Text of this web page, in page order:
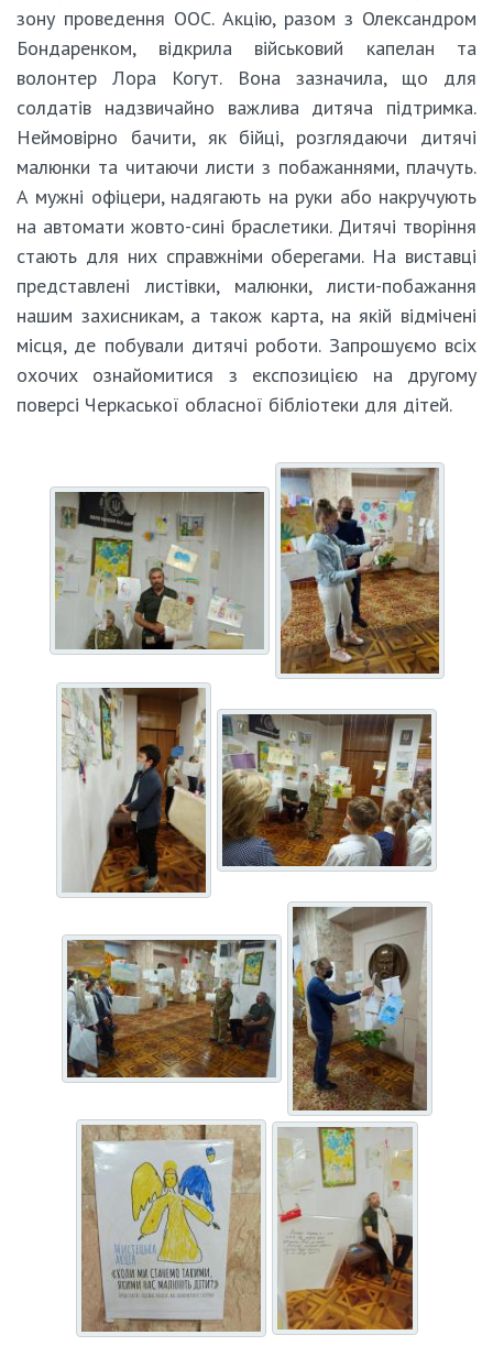
зону проведення ООС. Акцію, разом з Олександром
Бондаренком, відкрила військовий капелан та
волонтер Лора Когут. Вона зазначила, що для
солдатів надзвичайно важлива дитяча підтримка.
Неймовірно бачити, як бійці, розглядаючи дитячі
малюнки та читаючи листи з побажаннями, плачуть.
А мужні офіцери, надягають на руки або накручують
на автомати жовто-сині браслетики. Дитячі творіння
стають для них справжніми оберегами. На виставці
представлені листівки, малюнки, листи-побажання
нашим захисникам, а також карта, на якій відмічені
місця, де побували дитячі роботи. Запрошуємо всіх
охочих ознайомитися з експозицією на другому
поверсі Черкаської обласної бібліотеки для дітей.